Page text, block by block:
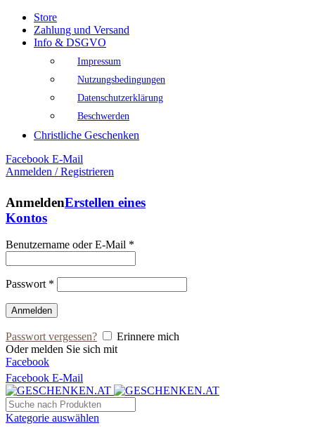
Store
Zahlung und Versand
Info & DSGVO
Impressum
Nutzungsbedingungen
Datenschutzerklärung
Beschwerden
Christliche Geschenken
Facebook E-Mail
Anmelden / Registrieren
AnmeldenErstellen eines
Kontos
Benutzername oder E-Mail *
Passwort *
Anmelden
Passwort vergessen?
Erinnere mich
Oder melden Sie sich mit
Facebook
Facebook E-Mail
Kategorie auswählen